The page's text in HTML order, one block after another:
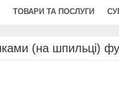
ТОВАРИ ТА ПОСЛУГИ
(на шпильці)